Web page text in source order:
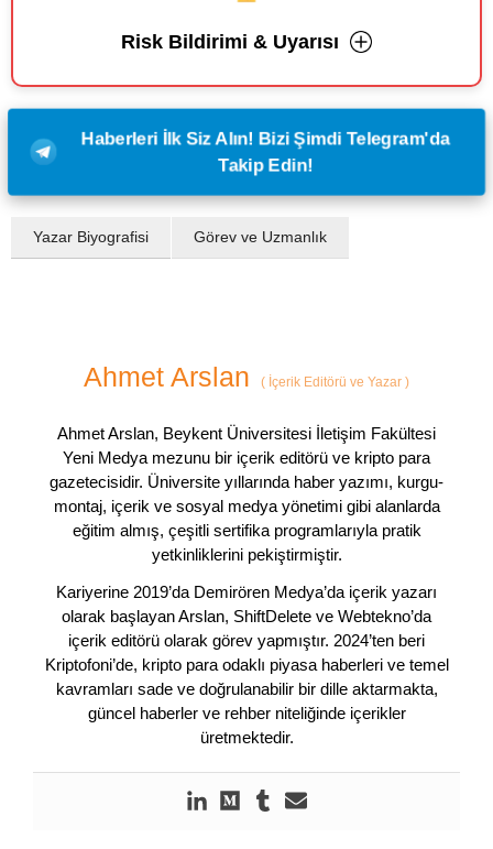
Risk Bildirimi & Uyarısı
Haberleri İlk Siz Alın! Bizi Şimdi Telegram'da
Takip Edin!
Yazar Biyografisi Görev ve Uzmanlık
Ahmet Arslan ( İçerik Editörü ve Yazar )
Ahmet Arslan, Beykent Üniversitesi İletişim Fakültesi
Yeni Medya mezunu bir içerik editörü ve kripto para
gazetecisidir. Üniversite yıllarında haber yazımı, kurgu-
montaj, içerik ve sosyal medya yönetimi gibi alanlarda
eğitim almış, çeşitli sertifika programlarıyla pratik
yetkinliklerini pekiştirmiştir.
Kariyerine 2019’da Demirören Medya’da içerik yazarı
olarak başlayan Arslan, ShiftDelete ve Webtekno’da
içerik editörü olarak görev yapmıştır. 2024’ten beri
Kriptofoni’de, kripto para odaklı piyasa haberleri ve temel
kavramları sade ve doğrulanabilir bir dille aktarmakta,
güncel haberler ve rehber niteliğinde içerikler
üretmektedir.